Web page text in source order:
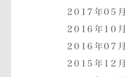
2017年05月
2016年10月
2016年07月
2015年12月